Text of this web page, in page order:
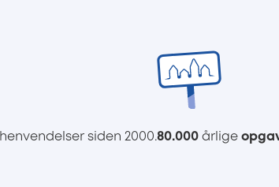
henvendelser siden 2000.80.000 årlige